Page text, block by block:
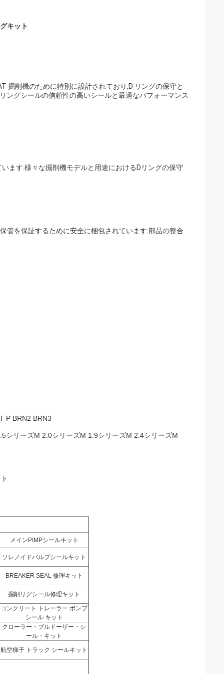
キット
掘削機のために特別に設計されており,D リングの保守と
ングシールの信頼性の高いシールと最適なパフォーマンス
ます.様々な掘削機モデルと用途におけるDリングの保守
管を保証するために安全に梱包されています.部品の整合
P BRN2 BRN3
シリーズM 2.0シリーズM 1.9シリーズM 2.4シリーズM
メインPIMPシールキット
ソレノイドバルブシールキット
BREAKER SEAL 修理キット
掘削リグシール修理キット
コンクリート トレーラー ポンプ
シール キット
クローラー・ブルドーザー・シ
ール・キット
航空梯子 トラック シールキット